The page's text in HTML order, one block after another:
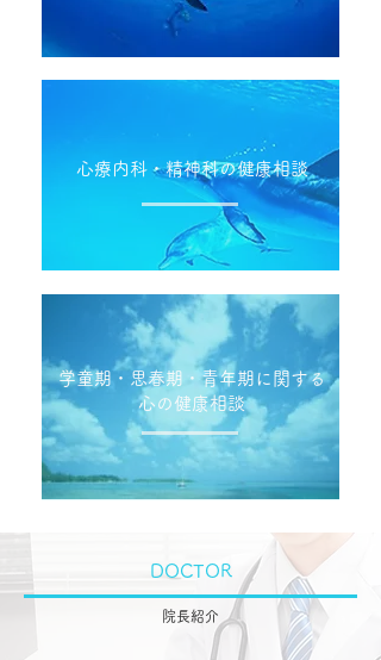
心療内科・精神科の健康相談
学童期・思春期・青年期に関する
心の健康相談
​DOCTOR
院長紹介